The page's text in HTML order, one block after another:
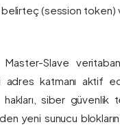
(session token)
Master-Slave
adres katmanı aktif
hakları, siber
yeni sunucu